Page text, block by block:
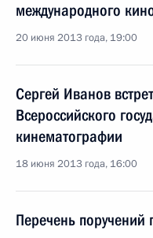
международного
20 июня 2013 года, 19:00
Сергей Иванов
Всероссийского
кинематографии
18 июня 2013 года, 16:00
Перечень